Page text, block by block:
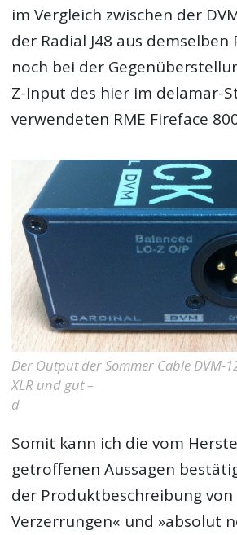
im Vergleich zwischen der
der Radial J48 aus demselben
noch bei der
Z-Input des hier im delamar-
verwendeten RME Fireface
Der Output der Sommer Cable DVM-
XLR und gut –
d
Somit kann ich die vom
getroffenen Aussagen
der Produktbeschreibung von
Verzerrungen« und »absolut